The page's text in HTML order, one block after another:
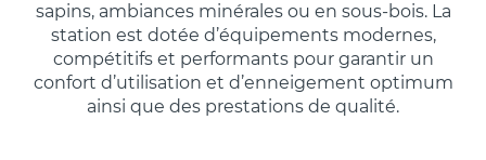
sapins, ambiances minérales ou en sous-bois. La
station est dotée d’équipements modernes,
compétitifs et performants pour garantir un
confort d’utilisation et d’enneigement optimum
ainsi que des prestations de qualité.